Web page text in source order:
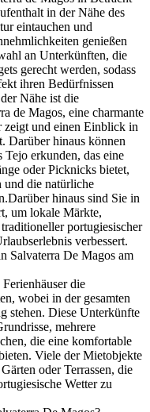
in der Nähe des
eintauchen und
genießen
an Unterkünften, die
gerecht werden, sodass
ihren Bedürfnissen
Nähe ist die
de Magos, eine charmante
zeigt und einen Einblick in
Darüber hinaus können
Tejo erkunden, das eine
oder Picknicks bietet,
und die natürliche
hinaus sind Sie in
um lokale Märkte,
portugiesischer
verbessert.
Salvaterra De Magos am
die
wobei in der gesamten
stehen. Diese Unterkünfte
mehrere
die eine komfortable
Viele der Mietobjekte
oder Terrassen, die
Wetter zu